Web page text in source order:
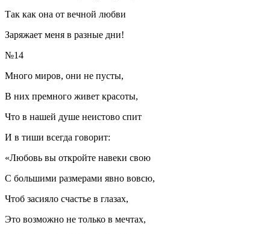
Так как она от вечной любви
Заряжает меня в разные дни!
№14
Много миров, они не пусты,
В них премного живет красоты,
Что в нашей душе неистово спит
И в тиши всегда говорит:
«Любовь вы откройте навеки свою
С большими размерами явно вовсю,
Чтоб засияло счастье в глазах,
Это возможно не только в мечтах,